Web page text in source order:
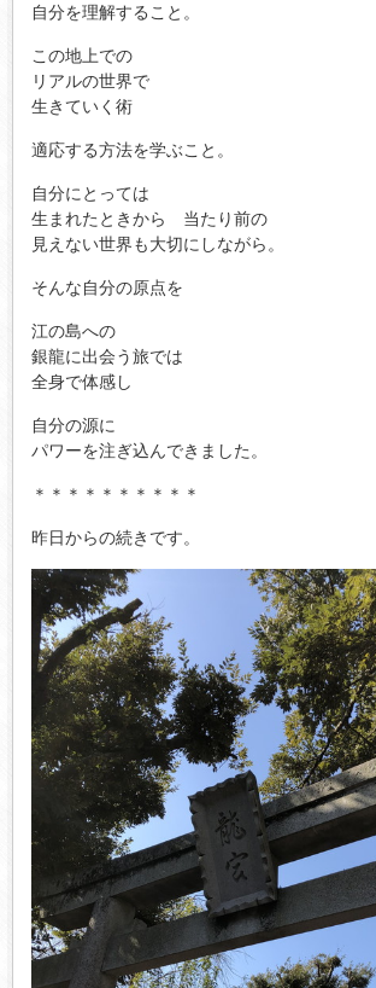
自分を理解すること。
この地上での
リアルの世界で
生きていく術
適応する方法を学ぶこと。
自分にとっては
生まれたときから 当たり前の
見えない世界も大切にしながら。
そんな自分の原点を
江の島への
銀龍に出会う旅では
全身で体感し
自分の源に
パワーを注ぎ込んできました。
＊＊＊＊＊＊＊＊＊＊
昨日からの続きです。